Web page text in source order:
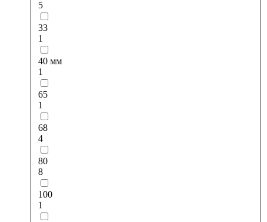
5
33
1
40 мм
1
65
1
68
4
80
8
100
1